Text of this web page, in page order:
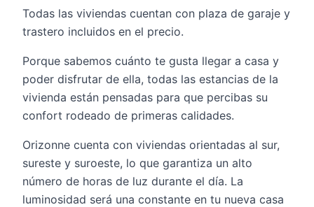
Todas las viviendas cuentan con plaza de garaje y
trastero incluidos en el precio.
Porque sabemos cuánto te gusta llegar a casa y
poder disfrutar de ella, todas las estancias de la
vivienda están pensadas para que percibas su
confort rodeado de primeras calidades.
Orizonne cuenta con viviendas orientadas al sur,
sureste y suroeste, lo que garantiza un alto
número de horas de luz durante el día. La
luminosidad será una constante en tu nueva casa